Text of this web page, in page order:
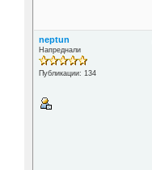
neptun
Напреднали
Публикации: 134